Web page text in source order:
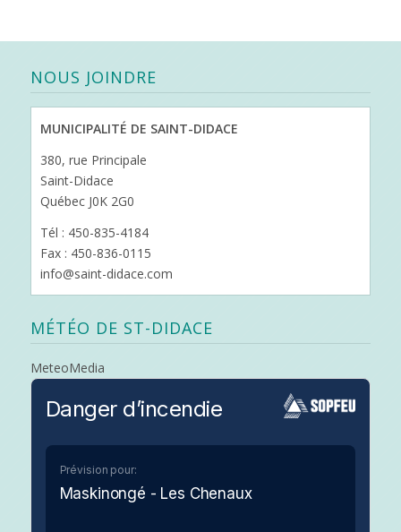
NOUS JOINDRE
MUNICIPALITÉ DE SAINT-DIDACE
380, rue Principale
Saint-Didace
Québec J0K 2G0
Tél : 450-835-4184
Fax : 450-836-0115
info@saint-didace.com
MÉTÉO DE ST-DIDACE
MeteoMedia
Danger d’incendie
Prévision pour:
Maskinongé - Les Chenaux